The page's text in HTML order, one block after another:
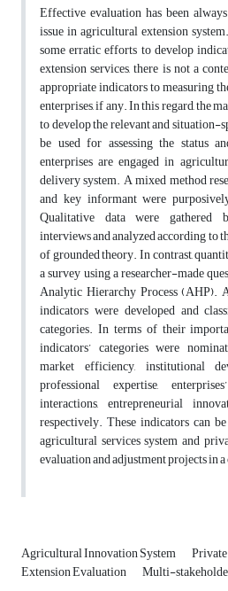
Effective evaluation has been
issue in agricultural extension
some erratic efforts to develop
extension services, there is not a
appropriate indicators to measuring
enterprises, if any. In this regard, the
to develop the relevant and
be used for assessing the status
enterprises are engaged in
delivery system. A mixed method
and key informant were
Qualitative data were gathered
interviews and analyzed according to
of grounded theory. In contrast,
a survey using a researcher-made
Analytic Hierarchy Process (AHP).
indicators were developed and
categories. In terms of their
indicators’ categories were
market efficiency, institutional
professional expertise,
interactions, entrepreneurial
respectively. These indicators can
agricultural services system and
evaluation and adjustment projects in
Agricultural Innovation System
Extension Evaluation Multi-